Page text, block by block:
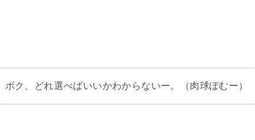
ボク、どれ選べばいいかわからないー。（肉球ぽむー）